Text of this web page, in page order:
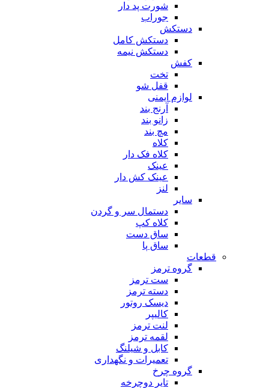
شورت پد دار
جوراب
دستکش
دستکش کامل
دستکش نیمه
کفش
تخت
قفل شو
لوازم ایمنی
آرنج بند
زانو بند
مچ بند
کلاه
کلاه فک دار
عینک
عینک کش دار
لنز
سایر
دستمال سر و گردن
کلاه کپ
ساق دست
ساق پا
قطعات
گروه ترمز
ست ترمز
دسته ترمز
دیسک روتور
کالیپر
لنت ترمز
لقمه ترمز
کابل و شیلنگ
تعمیرات و نگهداری
گروه چرخ
تایر دوچرخه